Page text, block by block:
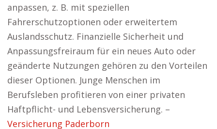
anpassen, z. B. mit speziellen
Fahrerschutzoptionen oder erweitertem
Auslandsschutz. Finanzielle Sicherheit und
Anpassungsfreiraum für ein neues Auto oder
geänderte Nutzungen gehören zu den Vorteilen
dieser Optionen. Junge Menschen im
Berufsleben profitieren von einer privaten
Haftpflicht- und Lebensversicherung. –
Versicherung Paderborn